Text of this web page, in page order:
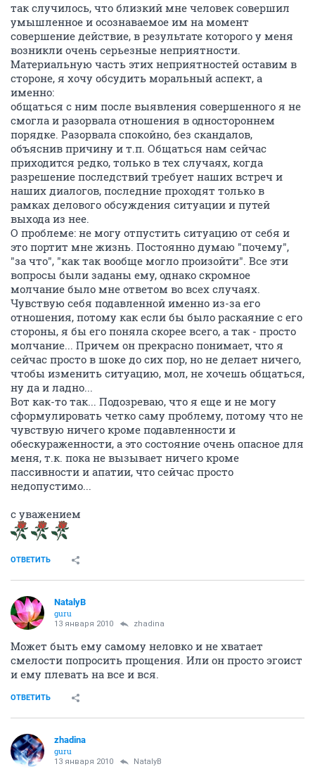
так случилось, что близкий мне человек совершил
умышленное и осознаваемое им на момент
совершение действие, в результате которого у меня
возникли очень серьезные неприятности.
Материальную часть этих неприятностей оставим в
стороне, я хочу обсудить моральный аспект, а
именно:
общаться с ним после выявления совершенного я не
смогла и разорвала отношения в одностороннем
порядке. Разорвала спокойно, без скандалов,
объяснив причину и т.п. Общаться нам сейчас
приходится редко, только в тех случаях, когда
разрешение последствий требует наших встреч и
наших диалогов, последние проходят только в
рамках делового обсуждения ситуации и путей
выхода из нее.
О проблеме: не могу отпустить ситуацию от себя и
это портит мне жизнь. Постоянно думаю "почему",
"за что", "как так вообще могло произойти". Все эти
вопросы были заданы ему, однако скромное
молчание было мне ответом во всех случаях.
Чувствую себя подавленной именно из-за его
отношения, потому как если бы было раскаяние с его
стороны, я бы его поняла скорее всего, а так - просто
молчание... Причем он прекрасно понимает, что я
сейчас просто в шоке до сих пор, но не делает ничего,
чтобы изменить ситуацию, мол, не хочешь общаться,
ну да и ладно...
Вот как-то так... Подозреваю, что я еще и не могу
сформулировать четко саму проблему, потому что не
чувствую ничего кроме подавленности и
обескураженности, а это состояние очень опасное для
меня, т.к. пока не вызывает ничего кроме
пассивности и апатии, что сейчас просто
недопустимо...
с уважением
ОТВЕТИТЬ
NatalyB
guru
13 января 2010 zhadina
Может быть ему самому неловко и не хватает
смелости попросить прощения. Или он просто эгоист
и ему плевать на все и вся.
ОТВЕТИТЬ
zhadina
guru
13 января 2010 NatalyB